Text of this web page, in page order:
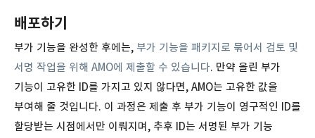
배포하기
부가 기능을 완성한 후에는, 부가 기능을 패키지로 묶어서 검토 및
서명 작업을 위해 AMO에 제출할 수 있습니다. 만약 올린 부가
기능이 고유한 ID를 가지고 있지 않다면, AMO는 고유한 값을
부여해 줄 것입니다. 이 과정은 제출 후 부가 기능이 영구적인 ID를
할당받는 시점에서만 이뤄지며, 추후 ID는 서명된 부가 기능